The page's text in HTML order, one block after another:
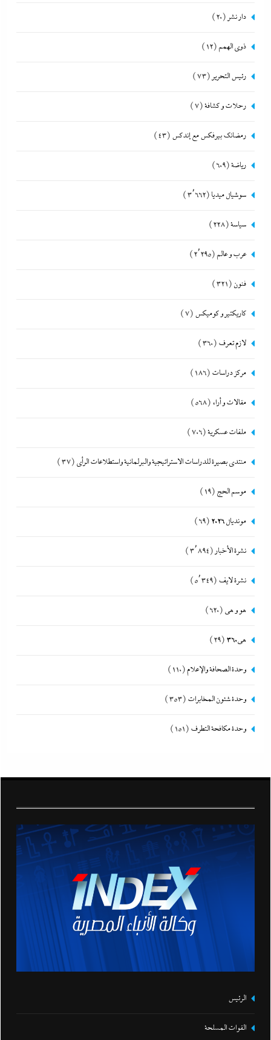
دار نشر (20)
ذوى الهمم (12)
رئيس التحرير (73)
رحلات و كشافة(7)
رمضانك بيرفكس مع إندكس (43)
رياضة(609)
سوشيال ميديا (3٬662)
سياسة(228)
عرب و عالم (2٬295)
فنون (321)
كاريكتير و كوميكس (7)
لازم تعرف (360)
مركز دراسات (186)
مقالات و أراء (568)
ملفات عسكرية(706)
منتدى بصيرة للدراسات الاستراتيجية والبرلمانية واستطلاعات الرأى (37)
موسم الحج (19)
مونديال 2026 (69)
نشرة الأخبار (3٬894)
نشرة لايف (5٬349)
هو و هي (620)
هى360 (29)
وحدة الصحافة والإعلام(110)
وحدة شئون المخابرات (353)
وحدة مكافحة التطرف (151)
الرئيس
القوات المسلحة